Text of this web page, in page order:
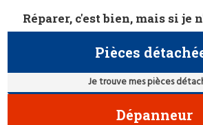
Réparer, c'est bien, mais si je
Pièces
Je trouve mes pièces
Dépanneur